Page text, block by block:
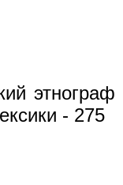
этнограф
- 275